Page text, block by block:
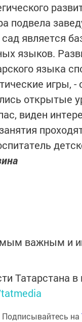
подвела
является
языков.
языка
игры,
открытые
виден
важным и
Татарстана
Подписывайтесь на